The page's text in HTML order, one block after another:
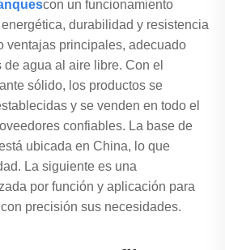
con un funcionamiento
durabilidad y resistencia
ventajas principales, adecuado
agua al aire libre. Con el
sólido, los productos se
y se venden en todo el
confiables. La base de
ubicada en China, lo que
La siguiente es una
por función y aplicación para
precisión sus necesidades.